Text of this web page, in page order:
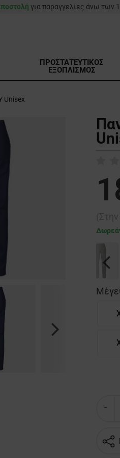
για παραγγελίες άνω των
ΠΡΟΣΤΑΤΕΥΤΙΚΟΣ
ΕΞΟΠΛΙΣΜΟΣ
Unisex
Next